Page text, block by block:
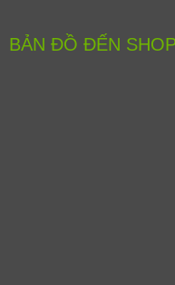
BẢN ĐỒ ĐẾN